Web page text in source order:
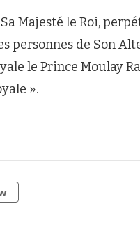
Majesté le Roi,
personnes de Son
le Prince Moulay
».